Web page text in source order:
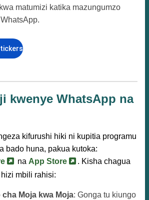
matumizi katika mazungumzo
kwenye WhatsApp na
kifurushi hiki ni kupitia programu
bado huna, pakua kutoka:
na App Store
. Kisha chagua
mbili rahisi:
Moja kwa Moja: Gonga tu kiungo